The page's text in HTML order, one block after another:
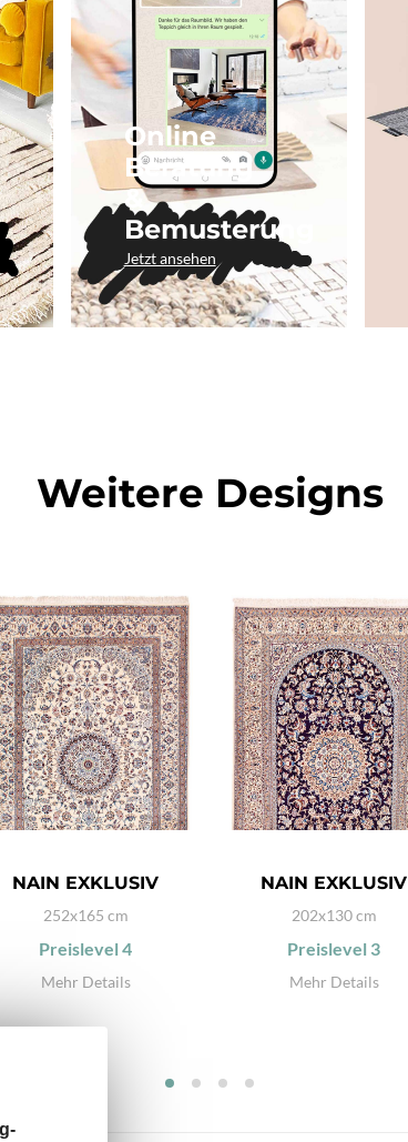
Online
Beratung
&
Bemusterung
Jetzt ansehen
Weitere Designs
NAIN EXKLUSIV
252x165 cm
Preislevel 4
Mehr Details
NAIN EXKLUSIV
202x130 cm
Preislevel 3
Mehr Details